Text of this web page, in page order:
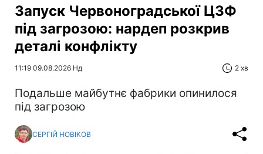
Запуск Червоноградської ЦЗФ
під загрозою: нардеп розкрив
деталі конфлікту
11:19 09.08.2026 Нд 2 хв
Подальше майбутнє фабрики опинилося
під загрозою
СЕРГІЙ НОВІКОВ